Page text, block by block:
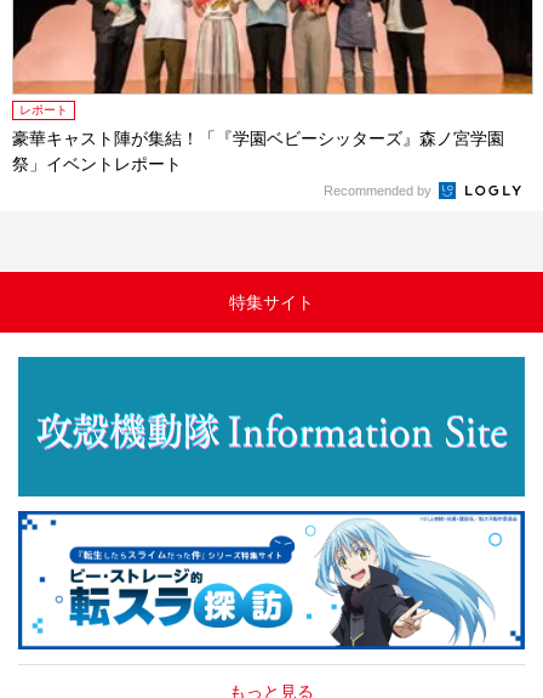
レポート
豪華キャスト陣が集結！「『学園ベビーシッターズ』森ノ宮学園
祭」イベントレポート
Recommended by
特集サイト
もっと見る